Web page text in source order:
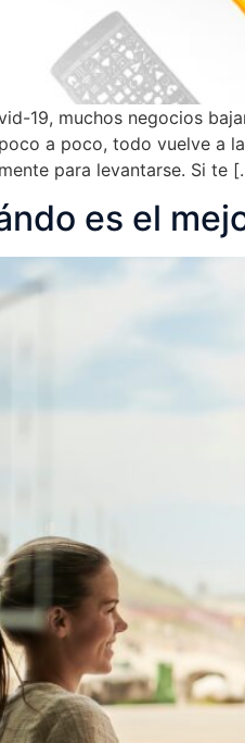
19, muchos negocios
a poco, todo vuelve a
para levantarse. Si te
es el